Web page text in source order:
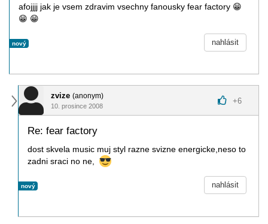
afojjjj jak je vsem zdravim vsechny fanousky fear factory 😁
😁 😁
nový nahlásit
zvize (anonym)
10. prosince 2008
+6
Re: fear factory
dost skvela music muj styl razne svizne energicke,neso to
zadni sraci no ne,
nový nahlásit